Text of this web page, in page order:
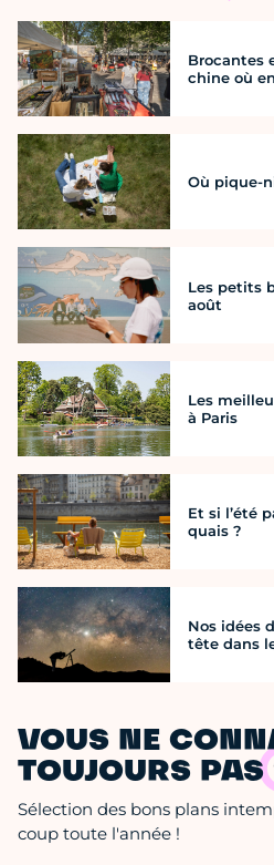
Brocantes
chine où
Où pique-
Les petits
août
Les
à Paris
Et si l’été
quais ?
Nos idées
tête dans
VOUS NE
TOUJOURS PAS
Sélection des bons plans
coup toute l'année !